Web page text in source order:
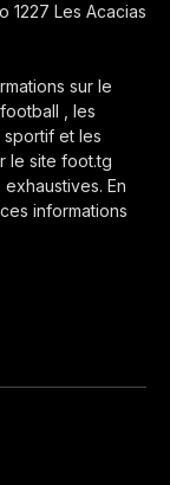
1227 Les Acacias
sur le
, les
sportif et les
le site foot.tg
En
informations